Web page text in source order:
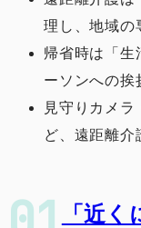
理し、地域の
帰省時は「生
ーソンへの挨
見守りカメラ
ど、遠距離介
「近